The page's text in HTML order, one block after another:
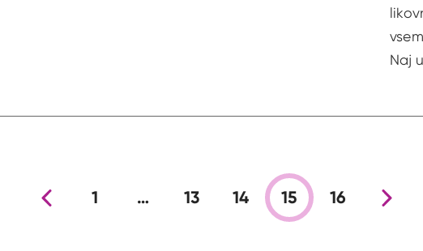
Naj
Prejšnja stran
1 … 13 14 15 16Nova stran